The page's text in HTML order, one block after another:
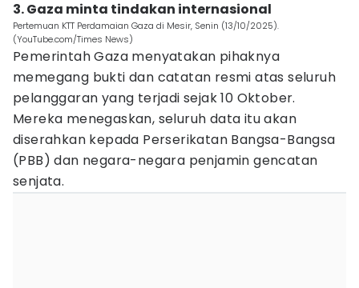
3. Gaza minta tindakan internasional
Pertemuan KTT Perdamaian Gaza di Mesir, Senin (13/10/2025).
(YouTube.com/Times News)
Pemerintah Gaza menyatakan pihaknya
memegang bukti dan catatan resmi atas seluruh
pelanggaran yang terjadi sejak 10 Oktober.
Mereka menegaskan, seluruh data itu akan
diserahkan kepada Perserikatan Bangsa-Bangsa
(PBB) dan negara-negara penjamin gencatan
senjata.